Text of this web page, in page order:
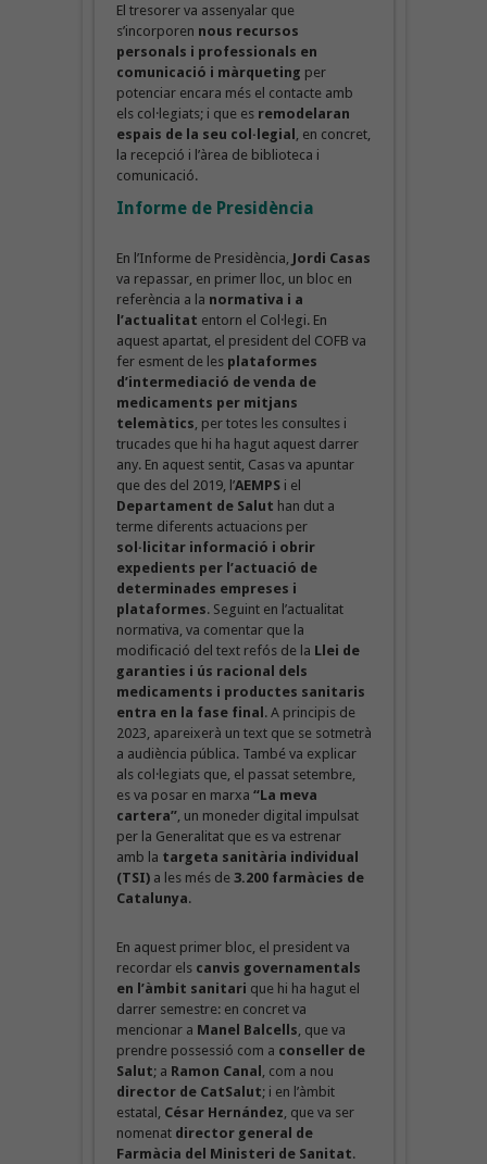
El tresorer va assenyalar que
s’incorporen nous recursos
personals i professionals en
comunicació i màrqueting per
potenciar encara més el contacte amb
els col·legiats; i que es remodelaran
espais de la seu col·legial
, en concret,
la recepció i l’àrea de biblioteca i
comunicació.
Informe de Presidència
En l’Informe de Presidència, Jordi Casas
va repassar, en primer lloc, un bloc en
referència a la normativa i a
l’actualitat entorn el Col·legi. En
aquest apartat, el president del COFB va
fer esment de les plataformes
d’intermediació de venda de
medicaments per mitjans
telemàtics , per totes les consultes i
trucades que hi ha hagut aquest darrer
any. En aquest sentit, Casas va apuntar
que des del 2019, l’AEMPS i el
Departament de Salut han dut a
terme diferents actuacions per
sol·licitar informació i obrir
expedients per l’actuació de
determinades empreses i
plataformes. Seguint en l’actualitat
normativa, va comentar que la
modificació del text refós de la Llei de
garanties i ús racional dels
medicaments i productes sanitaris
entra en la fase final . A principis de
2023, apareixerà un text que se sotmetrà
a audiència pública. També va explicar
als col·legiats que, el passat setembre,
es va posar en marxa “La meva
cartera”, un moneder digital impulsat
per la Generalitat que es va estrenar
amb la targeta sanitària individual
(TSI)a les més de 3.200 farmàcies de
Catalunya.
En aquest primer bloc, el president va
recordar els canvis governamentals
en l’àmbit sanitari que hi ha hagut el
darrer semestre: en concret va
mencionar a Manel Balcells , que va
prendre possessió com a conseller de
Salut; a Ramon Canal
, com a nou
director de CatSalut; i en l’àmbit
estatal, César Hernández , que va ser
nomenat director general de
Farmàcia del Ministeri de Sanitat.